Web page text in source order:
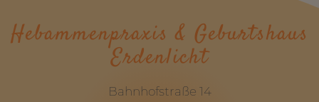
Hebammenpraxis & Geburtshaus
Erdenlicht
Bahnhofstraße 14